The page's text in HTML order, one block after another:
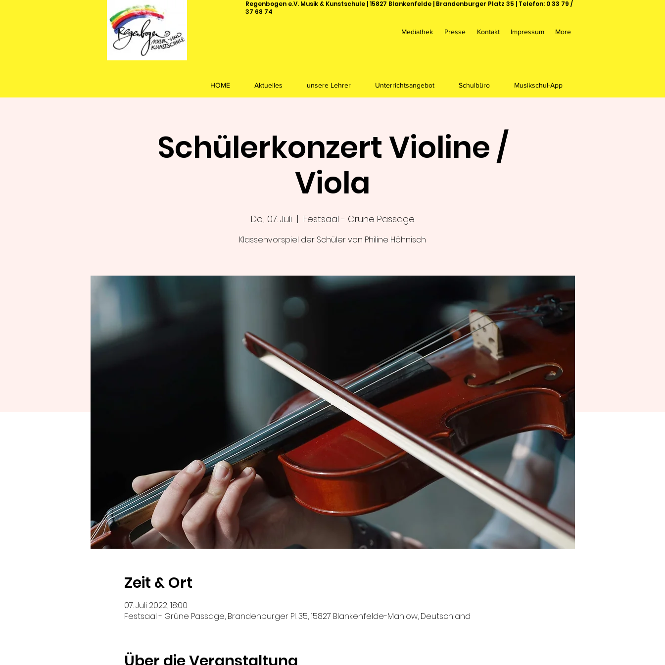
Regenbogen e.V. Musik & Kunstschule | 15827 Blankenfelde | Brandenburger Platz 35 | Telefon: 0 33 79 /
37 68 74
Mediathek Presse Kontakt Impressum More
HOME Aktuelles unsere Lehrer Unterrichtsangebot Schulbüro Musikschul-App
Schülerkonzert Violine /
Viola
Do., 07. Juli
  |
Festsaal - Grüne Passage
Klassenvorspiel der Schüler von Philine Höhnisch
Zeit & Ort
07. Juli 2022, 18:00
Festsaal - Grüne Passage, Brandenburger Pl. 35, 15827 Blankenfelde-Mahlow, Deutschland